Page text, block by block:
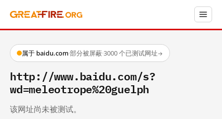
属于 baidu.com·部分被屏蔽·3000 个已测试网址→
http://www.baidu.com/s?
wd=meleotrope%20guelph
该网址尚未被测试。